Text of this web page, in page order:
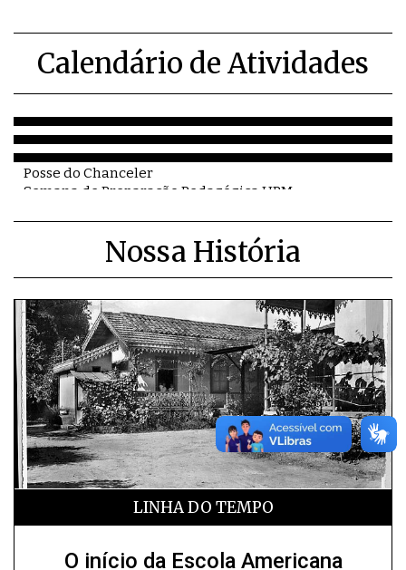
Calendário de Atividades
Posse do Chanceler
Semana de Preparação Pedagógica UPM
Nossa História
LINHA DO TEMPO
O início da Escola Americana